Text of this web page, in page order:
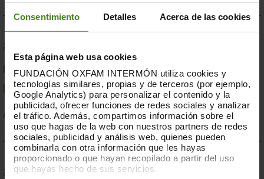
Consentimiento Detalles Acerca de las cookies
Esta página web usa cookies
FUNDACIÓN OXFAM INTERMÓN utiliza cookies y
tecnologías similares, propias y de terceros (por ejemplo,
Google Analytics) para personalizar el contenido y la
publicidad, ofrecer funciones de redes sociales y analizar
el tráfico. Además, compartimos información sobre el
uso que hagas de la web con nuestros partners de redes
sociales, publicidad y análisis web, quienes pueden
combinarla con otra información que les hayas
proporcionado o que hayan recopilado a partir del uso
que hayas hecho de sus servicios.
23.07.2019
Compromesos o complaents: una resposta fallida a
la crisi per sequera a la Banya d'Àfrica de 2019
Acció Humanitària-Resiliència i Mitjans de Vida
28.03.2019